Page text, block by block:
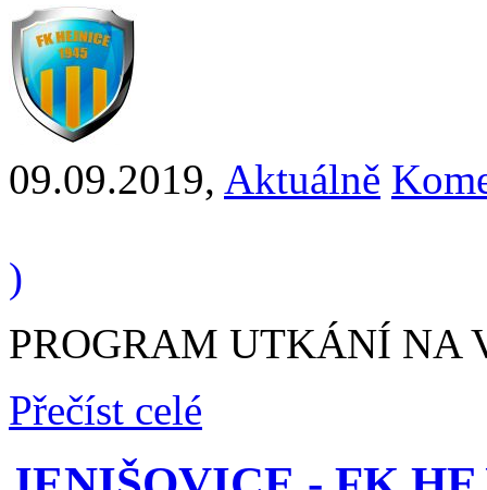
09.09.2019, Aktuálně
)
PROGRAM UTKÁNÍ NA
Přečíst celé